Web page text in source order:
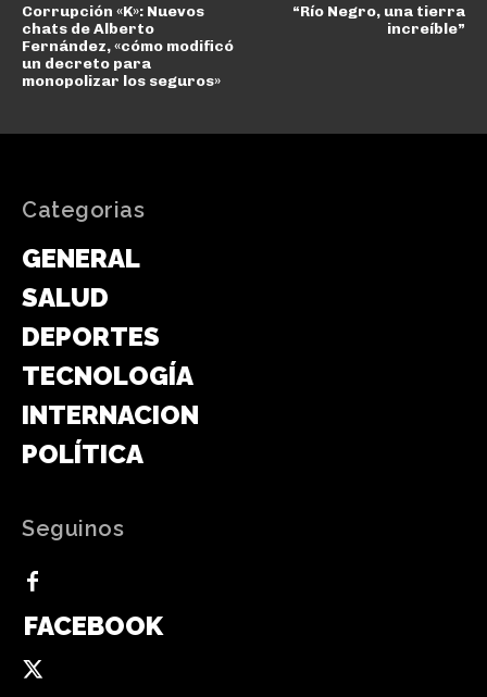
Corrupción «K»: Nuevos
chats de Alberto
Fernández, «cómo modificó
un decreto para
monopolizar los seguros»
“Río Negro, una tierra
increíble”
Categorias
GENERAL
SALUD
DEPORTES
TECNOLOGÍA
INTERNACIONAL
POLÍTICA
Seguinos
FACEBOOK